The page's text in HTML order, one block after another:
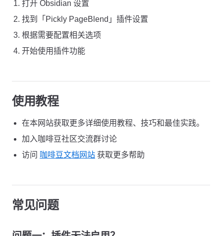
打开 Obsidian 设置
找到「Pickly PageBlend」插件设置
根据需要配置相关选项
开始使用插件功能
使用教程
在本网站获取更多详细使用教程、技巧和最佳实践。
加入咖啡豆社区交流群讨论
访问 咖啡豆文档网站 获取更多帮助
常见问题